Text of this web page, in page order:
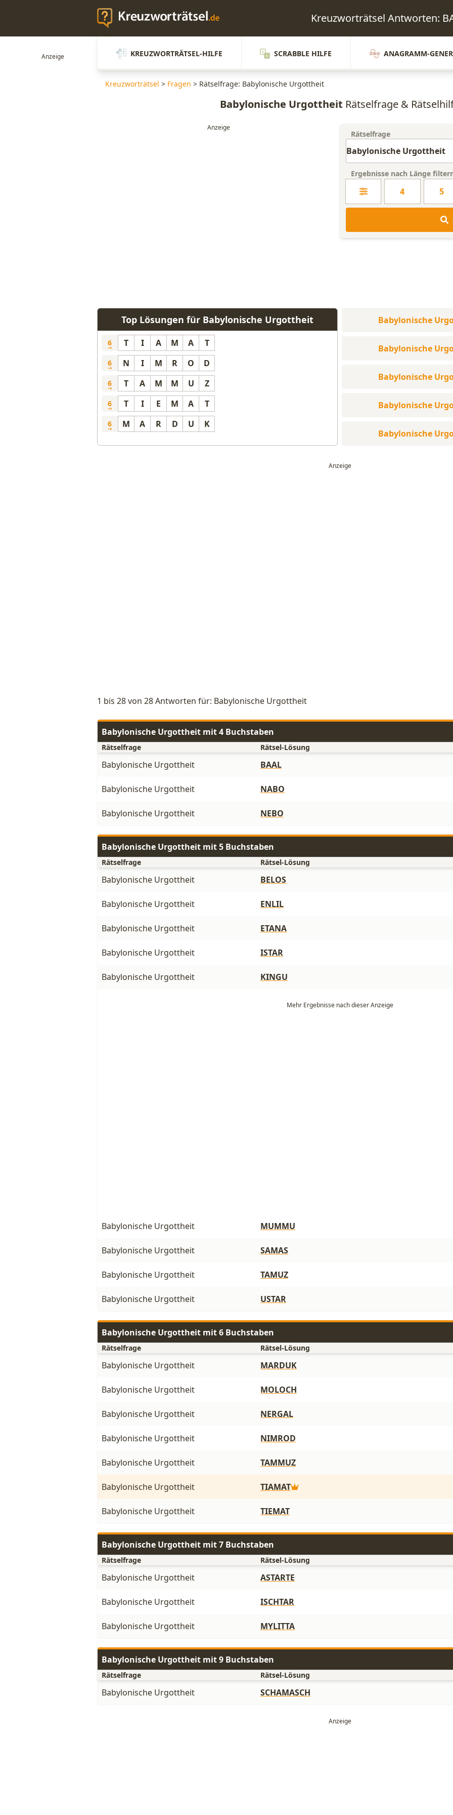
Kreuzworträtsel Antworten:
KREUZWORTRÄTSEL-HILFE SCRABBLE HILFE ANAGRAMM-
Kreuzworträtsel > Fragen > Rätselfrage: Babylonische Urgottheit
Babylonische Urgottheit Rätselfrage &
Rätselfrage
Ergebnisse nach Länge
4 5
Top Lösungen für Babylonische Urgottheit
6 T I A M A T
6 N I M R O D
6 T A M M U Z
6 T I E M A T
6 M A R D U K
Babylonische
Babylonische
Babylonische
Babylonische
Babylonische
1 bis 28 von 28 Antworten für: Babylonische Urgottheit
Babylonische Urgottheit mit 4 Buchstaben
Rätselfrage Rätsel-Lösung
Babylonische Urgottheit BAAL
Babylonische Urgottheit NABO
Babylonische Urgottheit NEBO
Babylonische Urgottheit mit 5 Buchstaben
Rätselfrage Rätsel-Lösung
Babylonische Urgottheit BELOS
Babylonische Urgottheit ENLIL
Babylonische Urgottheit ETANA
Babylonische Urgottheit ISTAR
Babylonische Urgottheit KINGU
Babylonische Urgottheit MUMMU
Babylonische Urgottheit SAMAS
Babylonische Urgottheit TAMUZ
Babylonische Urgottheit USTAR
Babylonische Urgottheit mit 6 Buchstaben
Rätselfrage Rätsel-Lösung
Babylonische Urgottheit MARDUK
Babylonische Urgottheit MOLOCH
Babylonische Urgottheit NERGAL
Babylonische Urgottheit NIMROD
Babylonische Urgottheit TAMMUZ
Babylonische Urgottheit TIAMAT
Babylonische Urgottheit TIEMAT
Babylonische Urgottheit mit 7 Buchstaben
Rätselfrage Rätsel-Lösung
Babylonische Urgottheit ASTARTE
Babylonische Urgottheit ISCHTAR
Babylonische Urgottheit MYLITTA
Babylonische Urgottheit mit 9 Buchstaben
Rätselfrage Rätsel-Lösung
Babylonische Urgottheit SCHAMASCH